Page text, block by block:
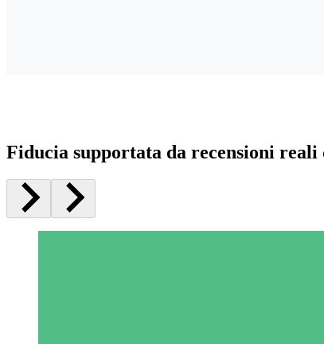
Fiducia supportata da recensioni reali